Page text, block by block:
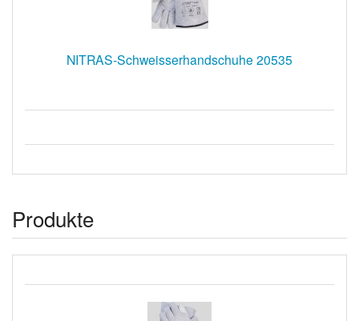
NITRAS-Schweisserhandschuhe 20535
Produkte